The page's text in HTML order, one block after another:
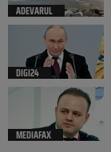
ADEVARUL
DIGI24
MEDIAFAX